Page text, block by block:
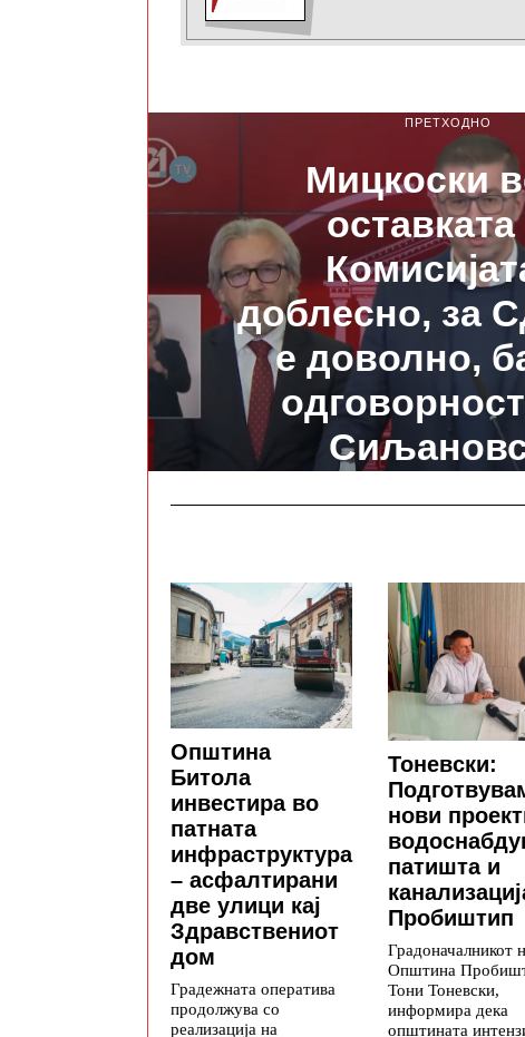
ПРЕТХОДНО
Мицкоски
доблесно, за
е доволно,
Општина
Битола
инвестира во
патната
инфраструктура
– асфалтирани
две улици кај
Здравствениот
дом
Градежната оператива
продолжува со
реализација на
Тоневски:
нови
патишта и
Пробиштип
Градоначалникот
Општина
Тони Тоневски,
информира дека
општината